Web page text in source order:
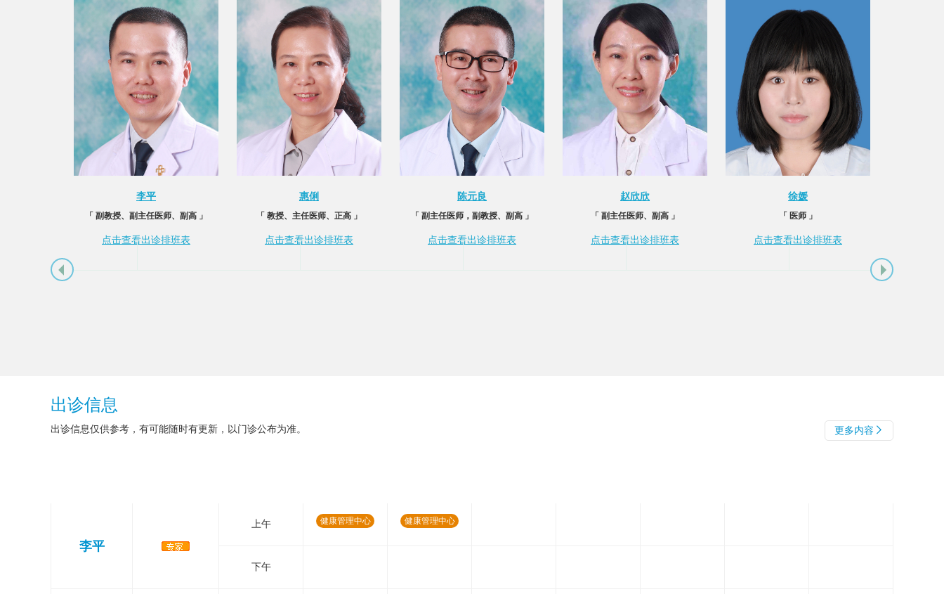
李平
「 副教授、副主任医师、副高 」
点击查看出诊排班表
惠俐
「 教授、主任医师、正高 」
点击查看出诊排班表
陈元良
「 副主任医师，副教授、副高 」
点击查看出诊排班表
赵欣欣
「 副主任医师、副高 」
点击查看出诊排班表
徐媛
「 医师 」
点击查看出诊排班表
出诊信息
更多内容 
出诊信息仅供参考，有可能随时有更新，以门诊公布为准。
李平
上午 健康管理中心 健康管理中心
下午